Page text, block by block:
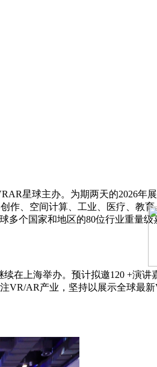
星球主办。为期两天的2026年
作、空间计算、工业、医疗、教
多个国家和地区的80位行业重量
续在上海举办。预计拟邀120 +演
VR/AR产业，坚持以展示全球